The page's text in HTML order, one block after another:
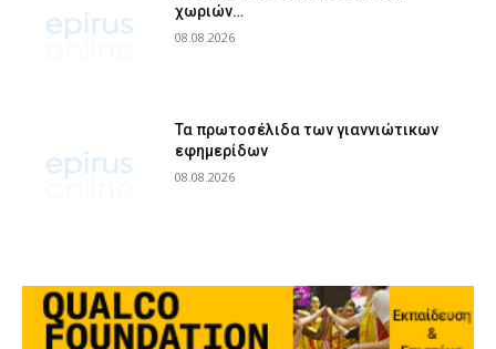
χωριών…
08.08.2026
Τα πρωτοσέλιδα των γιαννιώτικων
εφημερίδων
08.08.2026